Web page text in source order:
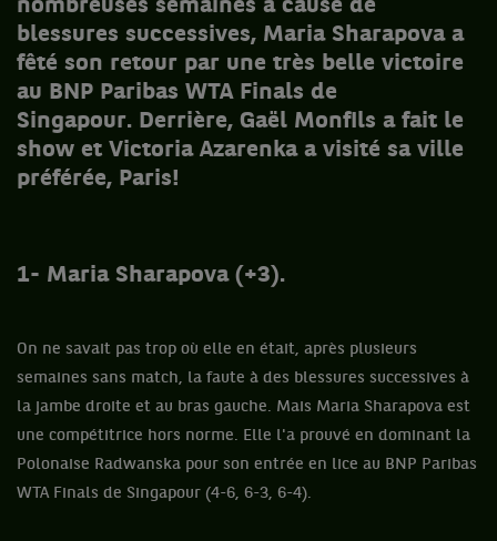
nombreuses semaines à cause de
blessures successives, Maria Sharapova a
fêté son retour par une très belle victoire
au BNP Paribas WTA Finals de
Singapour. Derrière, Gaël Monfils a fait le
show et Victoria Azarenka a visité sa ville
préférée, Paris!
1- Maria Sharapova (+3).
On ne savait pas trop où elle en était, après plusieurs
semaines sans match, la faute à des blessures successives à
la jambe droite et au bras gauche. Mais Maria Sharapova est
une compétitrice hors norme. Elle l'a prouvé en dominant la
Polonaise Radwanska pour son entrée en lice au BNP Paribas
WTA Finals de Singapour (4-6, 6-3, 6-4).